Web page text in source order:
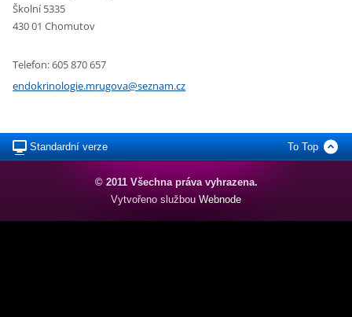
Školní 5335
430 01 Chomutov
Telefon: 605 870 657
endokrinologie.mrugova@seznam.cz
Standardní verze To Top
© 2011 Všechna práva vyhrazena.
Vytvořeno službou Webnode